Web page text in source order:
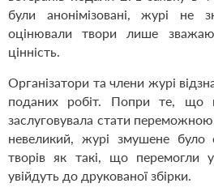
були анонімізовані, журі не
оцінювали твори лише
цінність.
Організатори та члени журі
поданих робіт. Попри те, що
заслуговувала стати
невеликий, журі змушене було
творів як такі, що перемогли
увійдуть до друкованої збірки.